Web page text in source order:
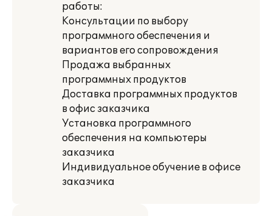
работы:
Консультации по выбору
программного обеспечения и
вариантов его сопровождения
Продажа выбранных
программных продуктов
Доставка программных продуктов
в офис заказчика
Установка программного
обеспечения на компьютеры
заказчика
Индивидуальное обучение в офисе
заказчика